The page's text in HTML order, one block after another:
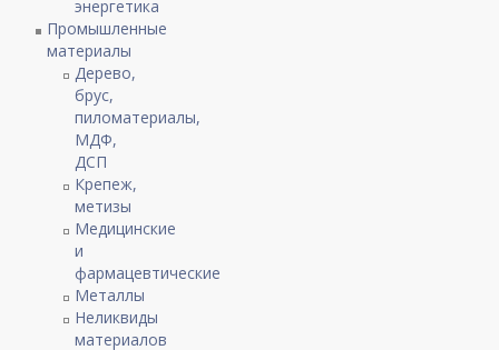
энергетика
Промышленные
материалы
Дерево,
брус,
пиломатериалы,
МДФ,
ДСП
Крепеж,
метизы
Медицинские
и
фармацевтические
Металлы
Неликвиды
материалов